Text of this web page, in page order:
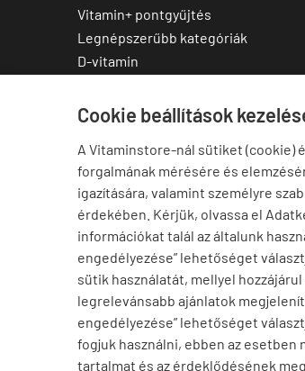
Cookie beállítások
A Vitaminstore-nál sütiket (cookie)
forgalmának mérésére és
igazítására, valamint személyre
érdekében. Kérjük, olvassa el
információkat talál az általunk
engedélyezése” lehetőséget
sütik használatát, mellyel
legrelevánsabb ajánlatok
engedélyezése” lehetőséget
fogjuk használni, ebben az esetben
tartalmat és az érdeklődésének
Vitamin+ pontgyűjtés
Legnépszerűbb kategóriák
D-vitamin
Multivitamin
Cink
Omega-3
Ashwagandha
Elállás a szerződéstől